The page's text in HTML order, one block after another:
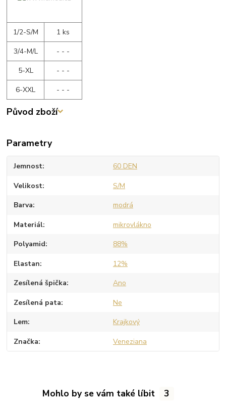
1/2-S/M
1 ks
3/4-M/L
- - -
5-XL
- - -
6-XXL
- - -
Původ zboží
Parametry
Jemnost 60 DEN
Velikost S/M
Barva modrá
Materiál mikrovlákno
Polyamid 88%
Elastan 12%
Zesílená špička Ano
Zesílená pata Ne
Lem Krajkový
Značka Veneziana
Mohlo by se vám také líbit 3